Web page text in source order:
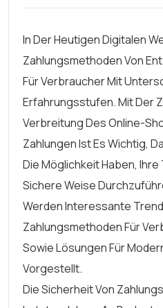
In Der Heutigen Digitalen
Zahlungsmethoden Von
Für Verbraucher Mit
Erfahrungsstufen. Mit Der
Verbreitung Des Online-
Zahlungen Ist Es Wichtig,
Die Möglichkeit Haben,
Sichere Weise
Werden Interessante
Zahlungsmethoden Für
Sowie Lösungen Für
Vorgestellt.
Die Sicherheit Von